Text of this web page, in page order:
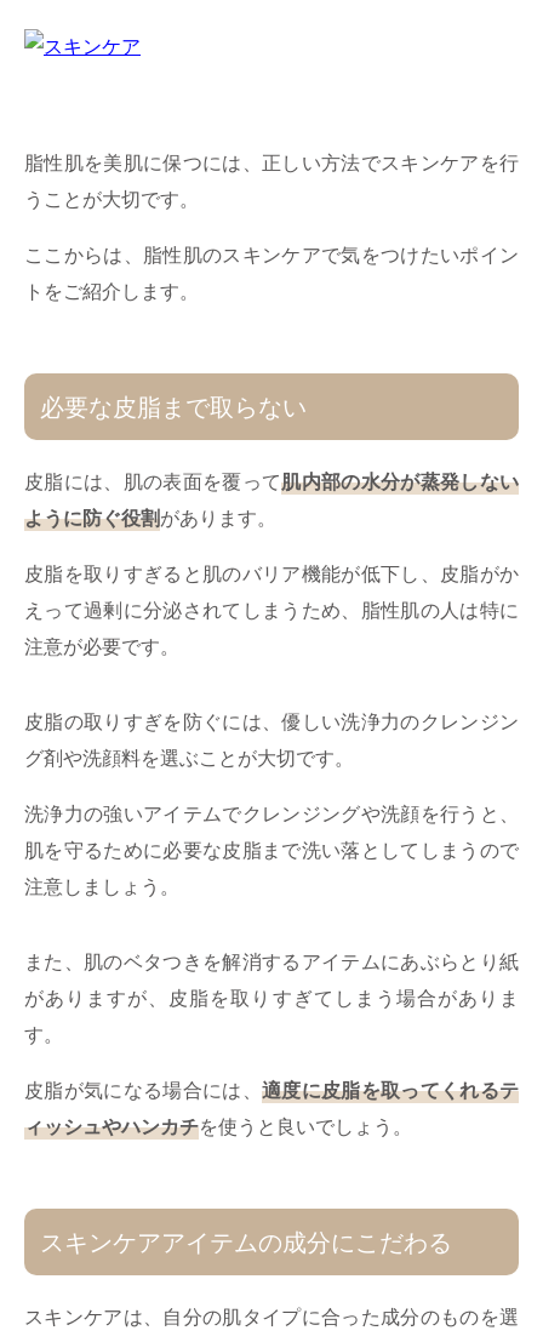
脂性肌を美肌に保つには、正しい方法でスキンケアを行
うことが大切です。
ここからは、脂性肌のスキンケアで気をつけたいポイン
トをご紹介します。
必要な皮脂まで取らない
皮脂には、肌の表面を覆って肌内部の水分が蒸発しない
ように防ぐ役割があります。
皮脂を取りすぎると肌のバリア機能が低下し、皮脂がか
えって過剰に分泌されてしまうため、脂性肌の人は特に
注意が必要です。
皮脂の取りすぎを防ぐには、優しい洗浄力のクレンジン
グ剤や洗顔料を選ぶことが大切です。
洗浄力の強いアイテムでクレンジングや洗顔を行うと、
肌を守るために必要な皮脂まで洗い落としてしまうので
注意しましょう。
また、肌のベタつきを解消するアイテムにあぶらとり紙
がありますが、皮脂を取りすぎてしまう場合がありま
す。
皮脂が気になる場合には、 適度に皮脂を取ってくれるテ
ィッシュやハンカチを使うと良いでしょう。
スキンケアアイテムの成分にこだわる
スキンケアは、自分の肌タイプに合った成分のものを選